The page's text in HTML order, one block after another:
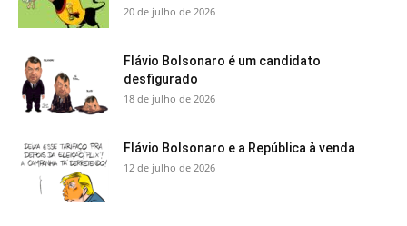
20 de julho de 2026
Flávio Bolsonaro é um candidato
desfigurado
18 de julho de 2026
Flávio Bolsonaro e a República à venda
12 de julho de 2026